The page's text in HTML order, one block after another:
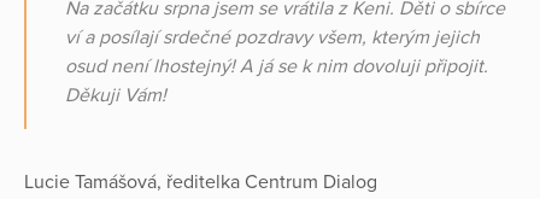
Na začátku srpna jsem se vrátila z Keni. Děti o sbírce
ví a posílají srdečné pozdravy všem, kterým jejich
osud není lhostejný! A já se k nim dovoluji připojit.
Děkuji Vám!
Lucie Tamášová, ředitelka Centrum Dialog